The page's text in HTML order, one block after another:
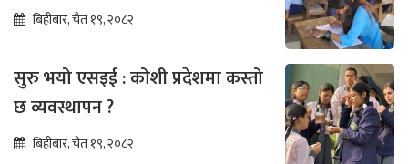
बिहीबार, चैत १९, २०८२
सुरु भयो एसइई : कोशी प्रदेशमा कस्तो
छ व्यवस्थापन ?
बिहीबार, चैत १९, २०८२